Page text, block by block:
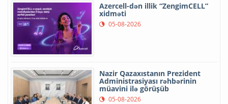
Azercell-dən illik “ZengimCELL”
xidməti
05-08-2026
Nazir Qazaxıstanın Prezident
Administrasiyası rəhbərinin
müavini ilə görüşüb
05-08-2026